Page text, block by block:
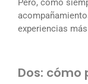
Pero, como
experiencias
Dos: cómo